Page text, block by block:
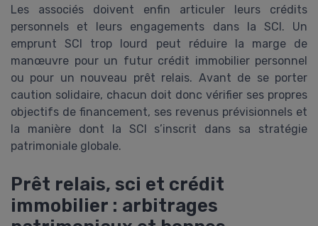
Les associés doivent enfin articuler leurs crédits
personnels et leurs engagements dans la SCI. Un
emprunt SCI trop lourd peut réduire la marge de
manœuvre pour un futur crédit immobilier personnel
ou pour un nouveau prêt relais. Avant de se porter
caution solidaire, chacun doit donc vérifier ses propres
objectifs de financement, ses revenus prévisionnels et
la manière dont la SCI s’inscrit dans sa stratégie
patrimoniale globale.
Prêt relais, sci et crédit
immobilier : arbitrages